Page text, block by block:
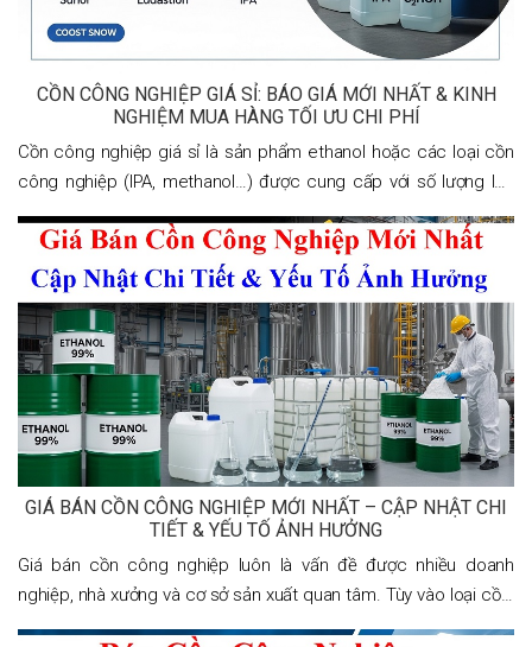
CỒN CÔNG NGHIỆP GIÁ SỈ: BÁO GIÁ MỚI NHẤT & KINH
NGHIỆM MUA HÀNG TỐI ƯU CHI PHÍ
Cồn công nghiệp giá sỉ là sản phẩm ethanol hoặc các loại cồn
công nghiệp (IPA, methanol…) được cung cấp với số lượng lớn
cho doanh nghiệp, nhà máy, xưởng sản xuất với mức giá thấp
hơn đáng kể so với giá
GIÁ BÁN CỒN CÔNG NGHIỆP MỚI NHẤT – CẬP NHẬT CHI
TIẾT & YẾU TỐ ẢNH HƯỞNG
Giá bán cồn công nghiệp luôn là vấn đề được nhiều doanh
nghiệp, nhà xưởng và cơ sở sản xuất quan tâm. Tùy vào loại cồn,
nồng độ, nguồn gốc và số lượng mua, giá có thể dao động đáng